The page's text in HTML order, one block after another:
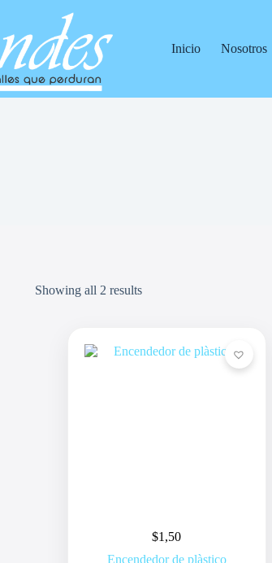
Inicio Nosotros
Showing all 2 results
$1,50
Encendedor de plàstico